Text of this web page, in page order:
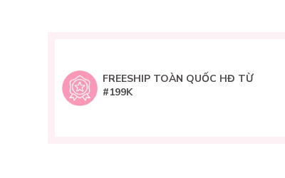
FREESHIP TOÀN QUỐC HĐ TỪ
#199K